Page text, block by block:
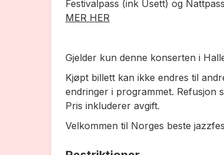
Festivalpass (ink Usett) og
MER HER
Gjelder kun denne konserten i
Kjøpt billett kan ikke endres til
endringer i programmet. Refusjon
Pris inkluderer avgift.
Velkommen til Norges beste